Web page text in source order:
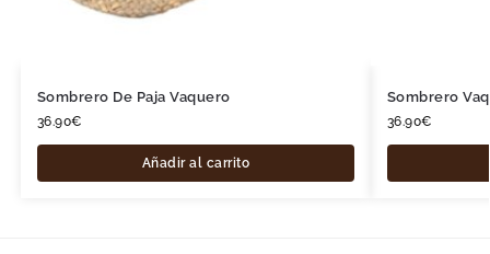
Sombrero De Paja Vaquero
36.90€
Añadir al carrito
Sombrero
36.90€